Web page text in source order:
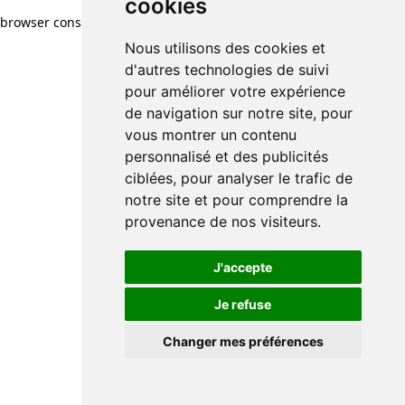
cookies
Nous utilisons des cookies et
d'autres technologies de suivi
pour améliorer votre expérience
de navigation sur notre site, pour
vous montrer un contenu
personnalisé et des publicités
ciblées, pour analyser le trafic de
notre site et pour comprendre la
provenance de nos visiteurs.
J'accepte
Je refuse
Changer mes préférences
browser console for more information)